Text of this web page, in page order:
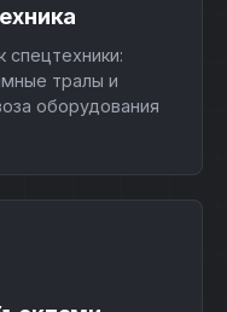
спецтехники:
тралы и
оборудования